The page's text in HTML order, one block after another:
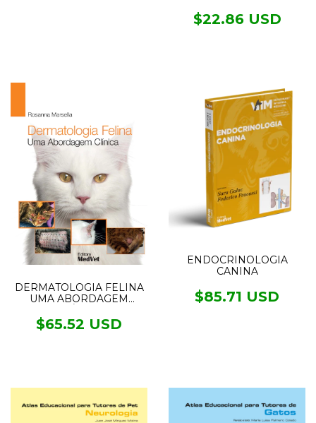
EMERGÊNCIA E
CUIDADOS INTENSIVOS
$22.86 USD
DERMATOLOGIA FELINA
UMA ABORDAGEM
$65.52 USD
ENDOCRINOLOGIA
CANINA
$85.71 USD